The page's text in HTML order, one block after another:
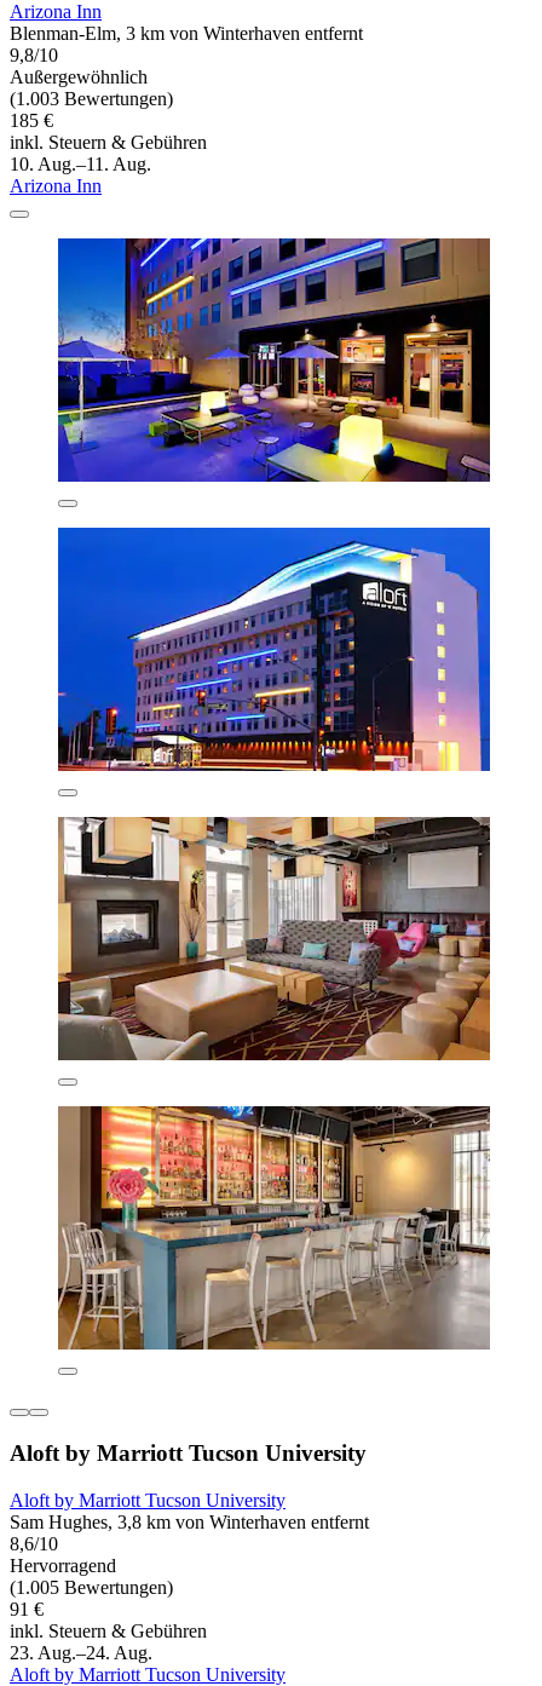
Arizona Inn
Blenman-Elm, 3 km von Winterhaven entfernt
9,8/10
Außergewöhnlich
(1.003 Bewertungen)
185 €
inkl. Steuern & Gebühren
10. Aug.–11. Aug.
Arizona Inn
Aloft by Marriott Tucson University
Aloft by Marriott Tucson University
Sam Hughes, 3,8 km von Winterhaven entfernt
8,6/10
Hervorragend
(1.005 Bewertungen)
91 €
inkl. Steuern & Gebühren
23. Aug.–24. Aug.
Aloft by Marriott Tucson University